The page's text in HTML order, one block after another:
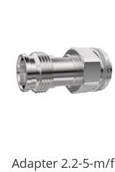
Adapter 2.2-5-m/f